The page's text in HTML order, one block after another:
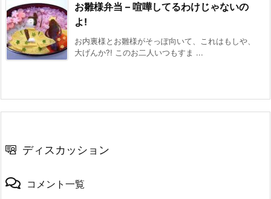
お雛様弁当 – 喧嘩してるわけじゃないの
よ!
お内裏様とお雛様がそっぽ向いて、これはもしや、
大げんか?! このお二人いつもすま ...
ディスカッション
コメント一覧